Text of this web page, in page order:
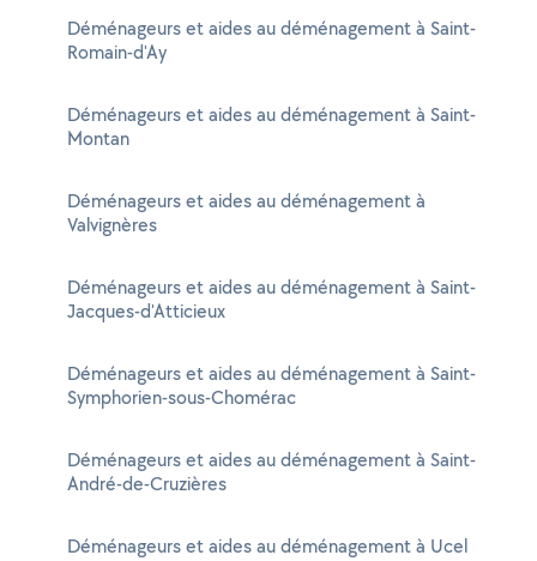
Déménageurs et aides au déménagement à Saint-
Romain-d'Ay
Déménageurs et aides au déménagement à Saint-
Montan
Déménageurs et aides au déménagement à
Valvignères
Déménageurs et aides au déménagement à Saint-
Jacques-d'Atticieux
Déménageurs et aides au déménagement à Saint-
Symphorien-sous-Chomérac
Déménageurs et aides au déménagement à Saint-
André-de-Cruzières
Déménageurs et aides au déménagement à Ucel